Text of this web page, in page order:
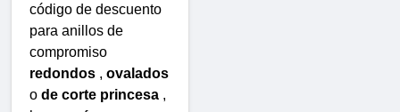
código de descuento
para anillos de
compromiso
redondos , ovalados
o de corte princesa ,